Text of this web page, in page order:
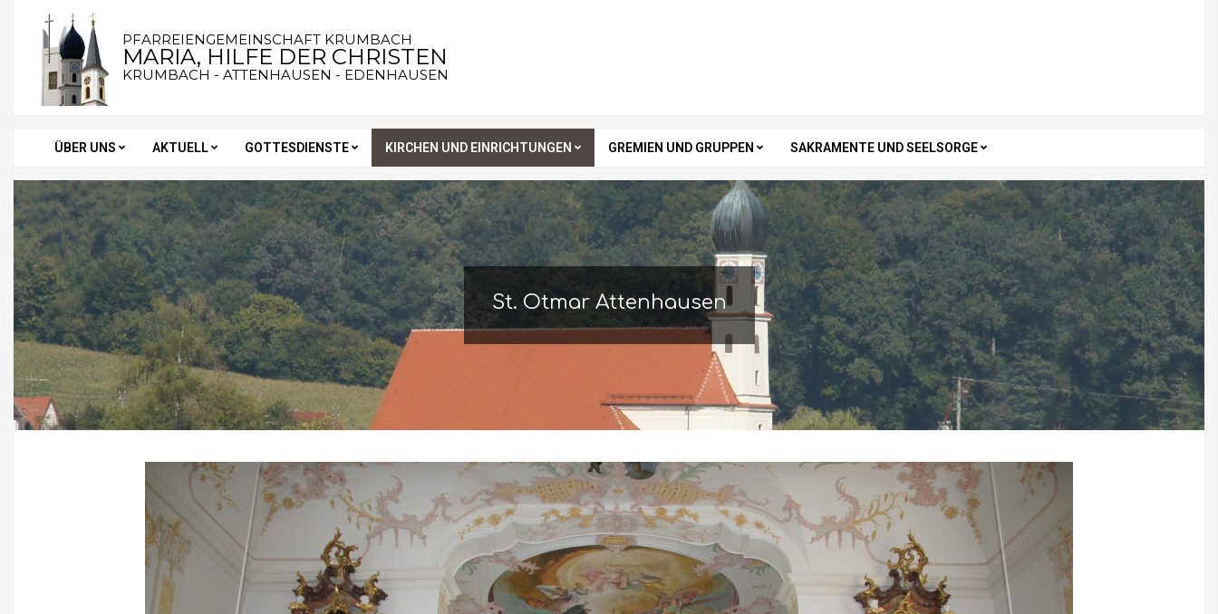
content
PFARREIENGEMEINSCHAFT KRUMBACH
MARIA, HILFE DER CHRISTEN
KRUMBACH - ATTENHAUSEN - EDENHAUSEN
Secondary
Navigation
Menu
ÜBER UNS AKTUELL GOTTESDIENSTE KIRCHEN UND EINRICHTUNGEN GREMIEN UND GRUPPEN SAKRAMENTE UND SEELSORGE
St. Otmar Attenhausen